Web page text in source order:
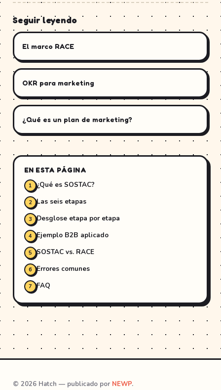
Seguir leyendo
El marco RACE
OKR para marketing
¿Qué es un plan de marketing?
EN ESTA PÁGINA
¿Qué es SOSTAC?
Las seis etapas
Desglose etapa por etapa
Ejemplo B2B aplicado
SOSTAC vs. RACE
Errores comunes
FAQ
© 2026 Hatch — publicado por NEWP.